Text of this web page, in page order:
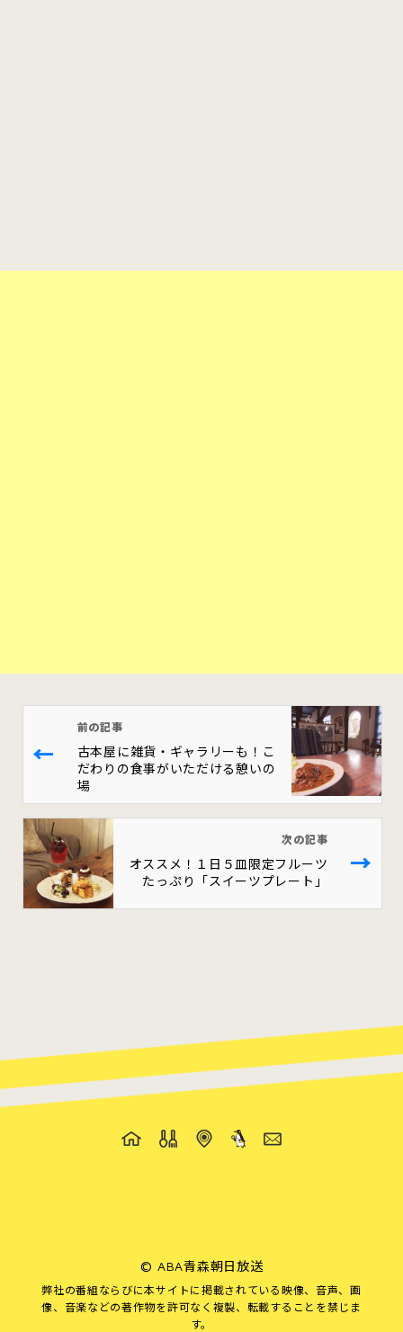
←
前の記事
古本屋に雑貨・ギャラリーも！こ
だわりの食事がいただける憩いの
場
次の記事
オススメ！１日５皿限定フルーツ
たっぷり「スイーツプレート」
→
©ABA青森朝日放送
弊社の番組ならびに本サイトに掲載されている映像、音声、画
像、音楽などの著作物を許可なく複製、転載することを禁じま
す。